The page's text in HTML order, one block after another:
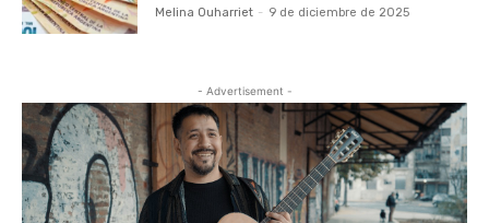
Melina Ouharriet - 9 de diciembre de 2025
- Advertisement -